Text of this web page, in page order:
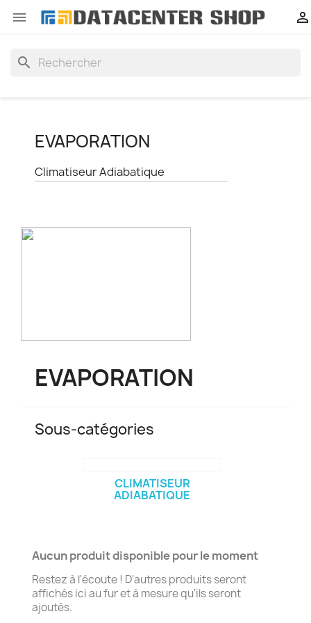
 
search
EVAPORATION
Climatiseur Adiabatique
EVAPORATION
Sous-catégories
CLIMATISEUR
ADIABATIQUE
Aucun produit disponible pour le moment
Restez à l'écoute ! D'autres produits seront
affichés ici au fur et à mesure qu'ils seront
ajoutés.